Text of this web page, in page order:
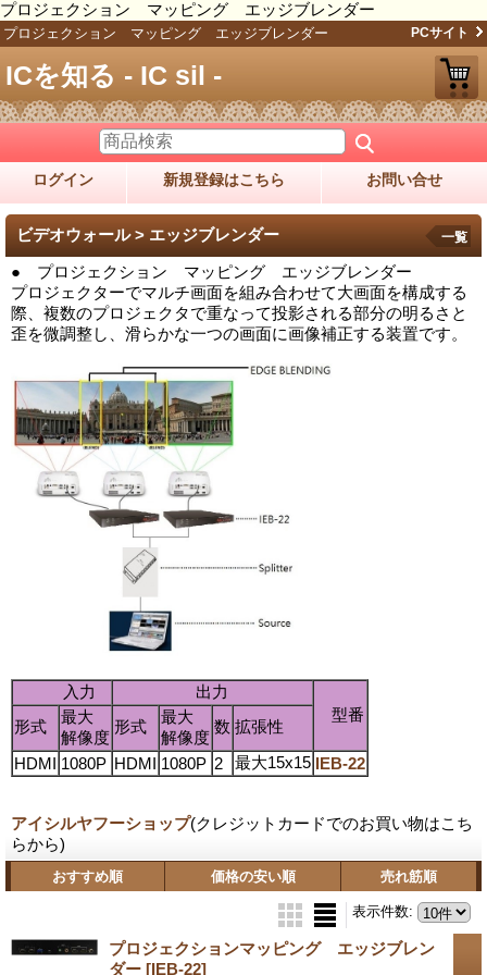
プロジェクション マッピング エッジブレンダー
プロジェクション マッピング エッジブレンダー PCサイト
ICを知る - IC sil -
ログイン 新規登録はこちら お問い合せ
ビデオウォール > エッジブレンダー
● プロジェクション マッピング エッジブレンダー
プロジェクターでマルチ画面を組み合わせて大画面を構成する
際、複数のプロジェクタで重なって投影される部分の明るさと
歪を微調整し、滑らかな一つの画面に画像補正する装置です。
入力
出力
型番
形式
最大
解像度
形式
最大
解像度
数 拡張性
HDMI 1080P HDMI 1080P 2 最大15x15 IEB-22
アイシルヤフーショップ(クレジットカードでのお買い物はこち
らから)
一覧
おすすめ順 価格の安い順 売れ筋順
表示件数:
プロジェクションマッピング エッジブレン
ダー [IEB-22]